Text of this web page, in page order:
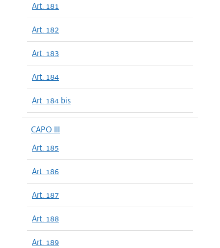
Art. 181
Art. 182
Art. 183
Art. 184
Art. 184 bis
CAPO III
Art. 185
Art. 186
Art. 187
Art. 188
Art. 189